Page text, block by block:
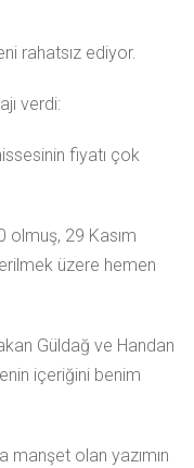
rahatsız ediyor.
verdi:
fiyatı çok
29 Kasım
üzere hemen
Güldağ ve Handan
içeriğini benim
manşet olan yazımın